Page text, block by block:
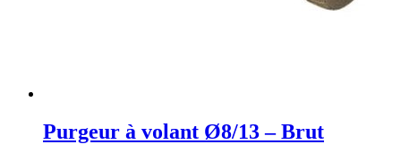
Purgeur à volant Ø8/13 – Brut